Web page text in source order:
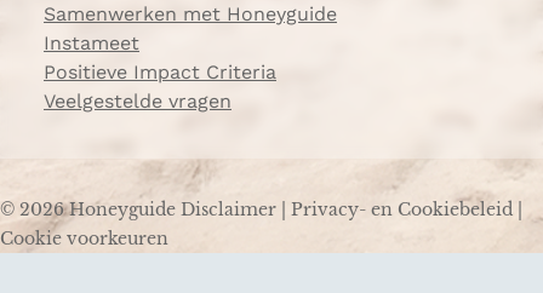
Samenwerken met Honeyguide
Instameet
Positieve Impact Criteria
Veelgestelde vragen
© 2026 Honeyguide Disclaimer Privacy- en Cookiebeleid
Cookie voorkeuren